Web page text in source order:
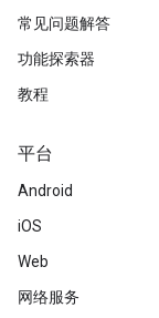
常见问题解答
功能探索器
教程
平台
Android
iOS
Web
网络服务